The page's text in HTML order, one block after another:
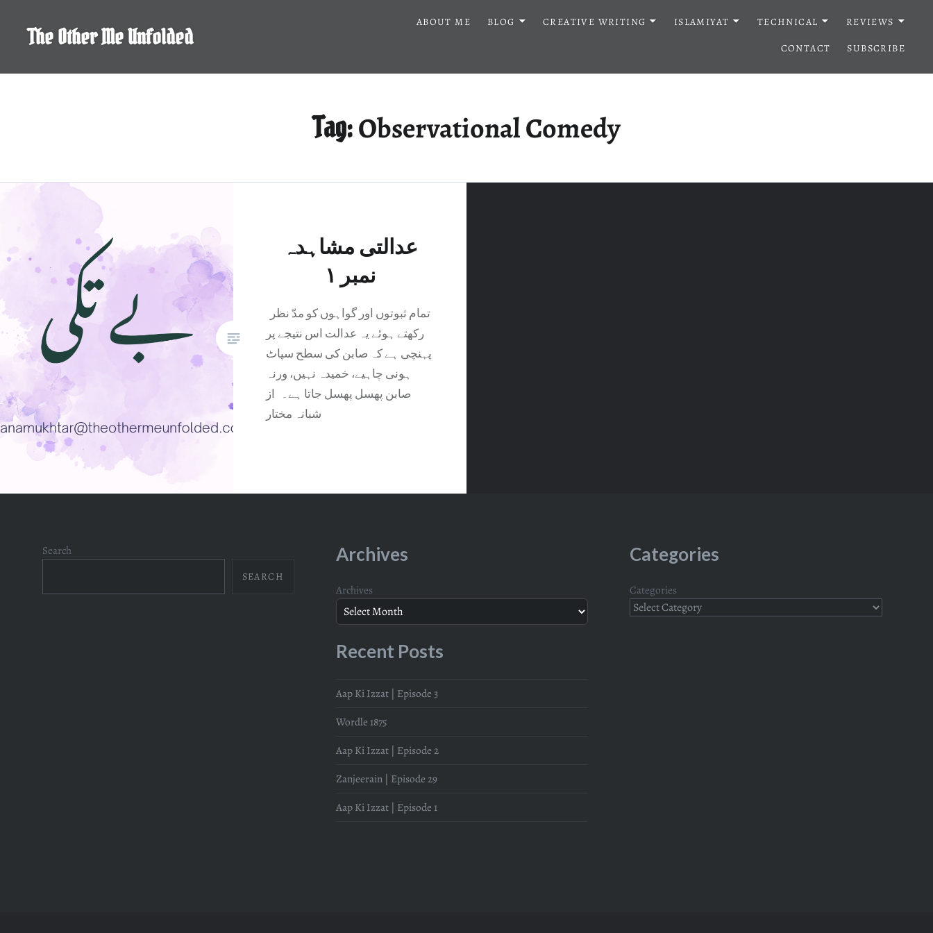
contentThe Other Me Unfolded
ABOUT ME BLOG CREATIVE WRITING ISLAMIYAT TECHNICAL
REVIEWS
CONTACT
SUBSCRIBE
Tag:Observational Comedy
عدالتی مشاہدہ
نمبر ۱
رکھتے ہوئے یہ عدالت اس نتیجے پر
پہنچی ہے کہ صابن کی سطح سپاٹ
ہونی چاہیے، خمیدہ نہیں، ورنہ
صابن پھسل پھسل جاتا ہے۔ از
شبانہ مختار
Search
SEARCH
Archives
Archives
Recent Posts
Aap Ki Izzat | Episode 3
Wordle 1875
Aap Ki Izzat | Episode 2
Zanjeerain | Episode 29
Aap Ki Izzat | Episode 1
Categories
Categories